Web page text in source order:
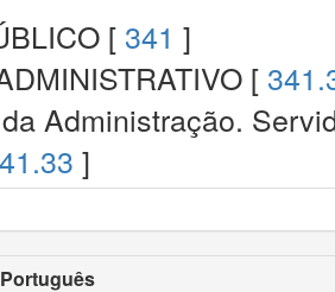
[ 341 ]
[
Administração.
]